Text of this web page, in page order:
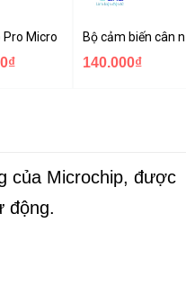
Tắc UNO R3
Micro ATmega32U4 USB Mini
Bộ cảm biến cân
140.000₫
của Microchip, được
động.